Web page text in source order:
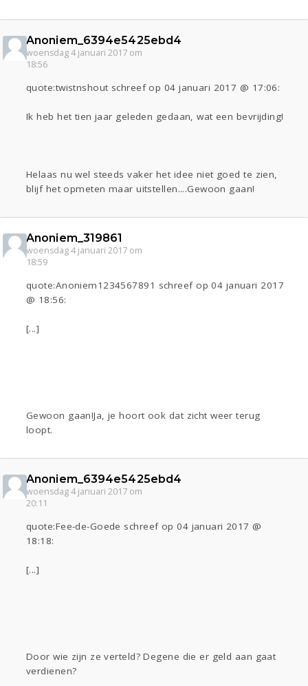
Anoniem_6394e5425ebd4
woensdag 4 januari 2017 om
18:56
quote:twistnshout schreef op 04 januari 2017 @ 17:06:
Ik heb het tien jaar geleden gedaan, wat een bevrijding!
Helaas nu wel steeds vaker het idee niet goed te zien,
blijf het opmeten maar uitstellen....Gewoon gaan!
Anoniem_319861
woensdag 4 januari 2017 om
18:59
quote:Anoniem1234567891 schreef op 04 januari 2017
@ 18:56:
[...]
Gewoon gaan!Ja, je hoort ook dat zicht weer terug
loopt.
Anoniem_6394e5425ebd4
woensdag 4 januari 2017 om
20:11
quote:Fee-de-Goede schreef op 04 januari 2017 @
18:18:
[...]
Door wie zijn ze verteld? Degene die er geld aan gaat
verdienen?